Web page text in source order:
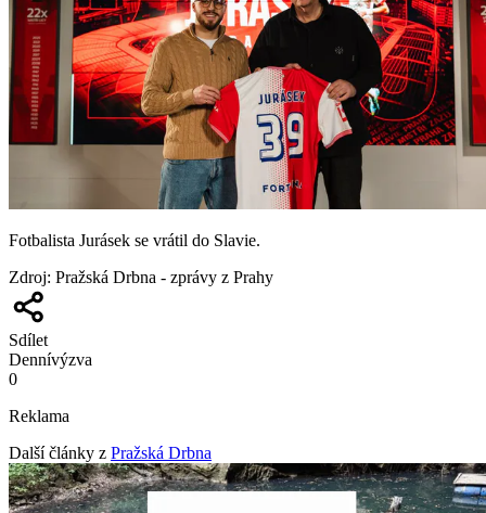
Fotbalista Jurásek se vrátil do Slavie.
Zdroj: Pražská Drbna - zprávy z Prahy
Sdílet
Dennívýzva
0
Reklama
Další články z Pražská Drbna